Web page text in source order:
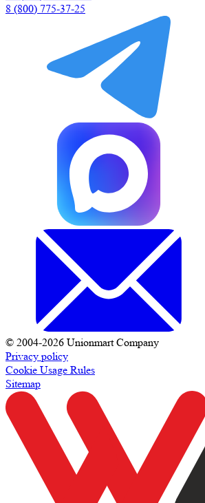
8 (800) 775-37-25
© 2004-2026 Unionmart Company
Privacy policy
Cookie Usage Rules
Sitemap